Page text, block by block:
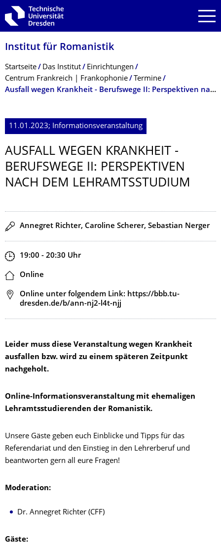
Zur Hauptnavigation springen
Zur Suche springen
Zum Inhalt springen
Institut für Romanistik
Breadcrumb-Menü
Startseite Das Institut
Einrichtungen
Centrum Frankreich | Frankophonie
Termine
Ausfall wegen Krankheit - Berufswege II: Perspektiven nach dem Lehramtsstudium
11.01.2023; Informationsveranstaltung
AUSFALL WEGEN KRANKHEIT -
BERUFSWEGE II: PERSPEKTIVEN
NACH DEM LEHRAMTSSTUDIUM
Redner
Annegret Richter, Caroline Scherer, Sebastian Nerger
Zeit
19:00 - 20:30 Uhr
Ort
Online
Adresse
Online unter folgendem Link: https://bbb.tu-
dresden.de/b/ann-nj2-l4t-njj
Leider muss diese Veranstaltung wegen Krankheit
ausfallen bzw. wird zu einem späteren Zeitpunkt
nachgeholt.
Online-Informationsveranstaltung mit ehemaligen
Lehramtsstudierenden der Romanistik.
Unsere Gäste geben euch Einblicke und Tipps für das
Referendariat und den Einstieg in den Lehrerberuf und
beantworten gern all eure Fragen!
Moderation:
Dr. Annegret Richter (CFF)
Gäste: